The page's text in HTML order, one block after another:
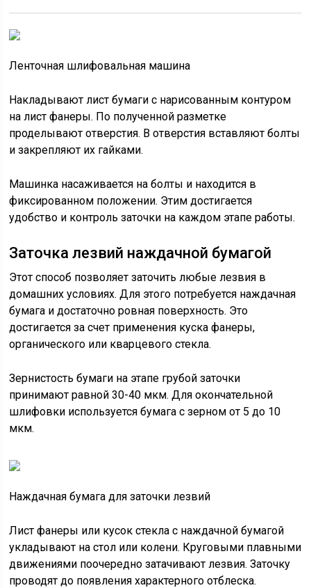
Ленточная шлифовальная машина
Накладывают лист бумаги с нарисованным контуром
на лист фанеры. По полученной разметке
проделывают отверстия. В отверстия вставляют болты
и закрепляют их гайками.
Машинка насаживается на болты и находится в
фиксированном положении. Этим достигается
удобство и контроль заточки на каждом этапе работы.
Заточка лезвий наждачной бумагой
Этот способ позволяет заточить любые лезвия в
домашних условиях. Для этого потребуется наждачная
бумага и достаточно ровная поверхность. Это
достигается за счет применения куска фанеры,
органического или кварцевого стекла.
Зернистость бумаги на этапе грубой заточки
принимают равной 30-40 мкм. Для окончательной
шлифовки используется бумага с зерном от 5 до 10
мкм.
Наждачная бумага для заточки лезвий
Лист фанеры или кусок стекла с наждачной бумагой
укладывают на стол или колени. Круговыми плавными
движениями поочередно затачивают лезвия. Заточку
проводят до появления характерного отблеска.